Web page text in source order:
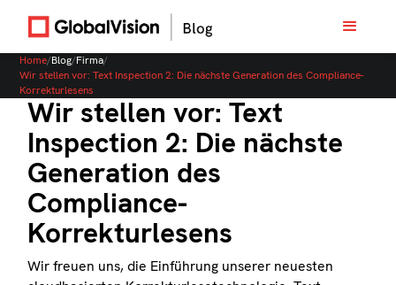
Home/Blog/Firma/
Wir stellen vor: Text Inspection 2: Die nächste Generation des Compliance-
Korrekturlesens
Wir stellen vor: Text
Inspection 2: Die nächste
Generation des
Compliance-
Korrekturlesens
Wir freuen uns, die Einführung unserer neuesten